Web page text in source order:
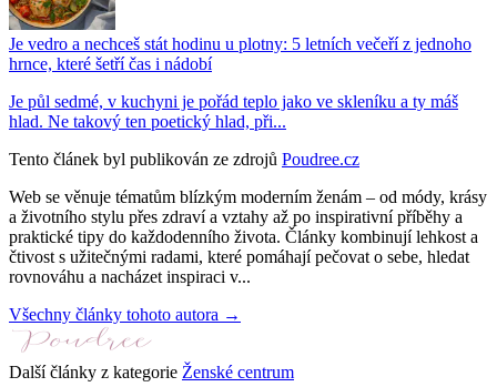
Je vedro a nechceš stát hodinu u plotny: 5 letních večeří z jednoho
hrnce, které šetří čas i nádobí
Je půl sedmé, v kuchyni je pořád teplo jako ve skleníku a ty máš
hlad. Ne takový ten poetický hlad, při...
Tento článek byl publikován ze zdrojů Poudree.cz
Web se věnuje tématům blízkým moderním ženám – od módy, krásy
a životního stylu přes zdraví a vztahy až po inspirativní příběhy a
praktické tipy do každodenního života. Články kombinují lehkost a
čtivost s užitečnými radami, které pomáhají pečovat o sebe, hledat
rovnováhu a nacházet inspiraci v...
Všechny články tohoto autora →
Další články z kategorie Ženské centrum